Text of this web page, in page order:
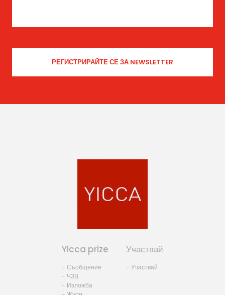
Yicca prize
- Съобщение
- ЧЗВ
- Изложба
Участвай
- Участвай